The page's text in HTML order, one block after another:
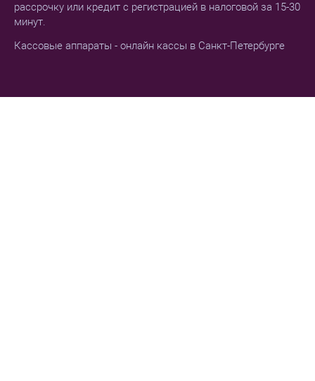
рассрочку или кредит с регистрацией в налоговой за 15-30
минут.
Кассовые аппараты - онлайн кассы в Санкт-Петербурге